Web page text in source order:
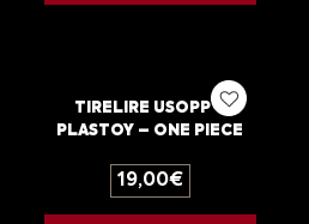
TIRELIRE USOPP –
PLASTOY – ONE PIECE
19,00€